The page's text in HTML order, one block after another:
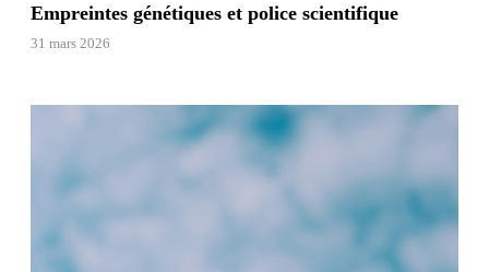
Empreintes génétiques et police scientifique
31 mars 2026